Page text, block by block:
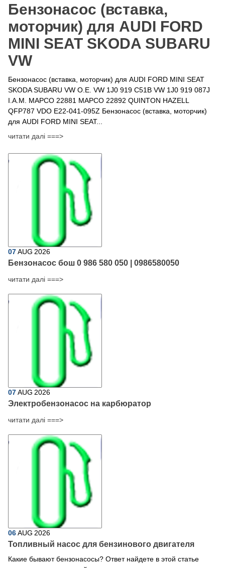
Бензонасос (вставка,
моторчик) для AUDI FORD
MINI SEAT SKODA SUBARU
VW
Бензонасос (вставка, моторчик) для AUDI FORD MINI SEAT
SKODA SUBARU VW O.E. VW 1J0 919 C51B VW 1J0 919 087J
I.A.M. MAPCO 22881 MAPCO 22892 QUINTON HAZELL
QFP787 VDO E22-041-095Z Бензонасос (вставка, моторчик)
для AUDI FORD MINI SEAT...
читати далі ===>
07AUG 2026
Бензонасос бош 0 986 580 050 | 0986580050
читати далі ===>
07AUG 2026
Электробензонасос на карбюратор
читати далі ===>
06AUG 2026
Топливный насос для бензинового двигателя
Какие бывают бензонасосы? Ответ найдете в этой статье